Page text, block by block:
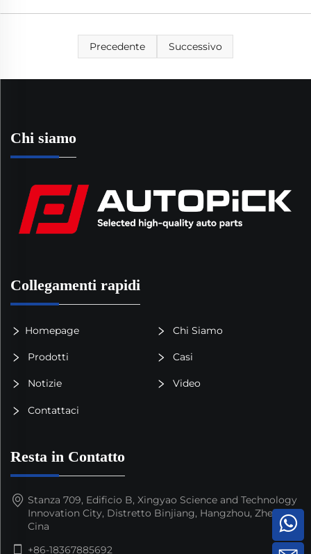
Precedente Successivo
Chi siamo
Collegamenti rapidi
Homepage Chi Siamo
Prodotti Casi
Notizie Video
Contattaci
Resta in Contatto
Stanza 709, Edificio B, Xingyao Science and Technology
Innovation City, Distretto Binjiang, Hangzhou, Zhejiang,
Cina
+86-18367885692